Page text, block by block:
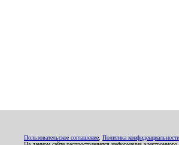
Пользовательское соглашение Политика конфиденциальности